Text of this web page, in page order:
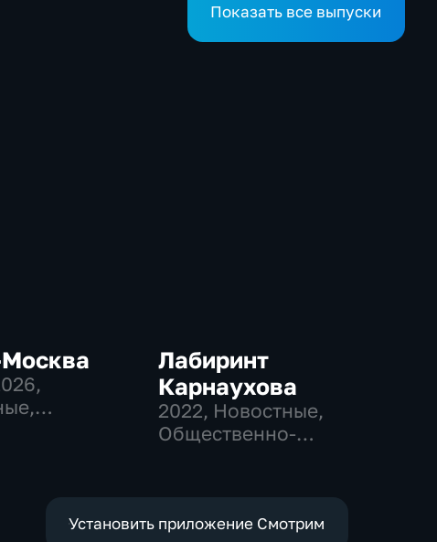
Показать все выпуски
,
Лабиринт
Карнаухова
2022, Новостные,
Общественно-
Установить приложение Смотрим